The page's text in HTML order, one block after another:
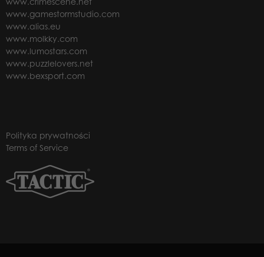
www.gamestormstudio.com
www.alias.eu
www.molkky.com
www.lumostars.com
www.puzzlelovers.net
www.bexsport.com
Polityka prywatności
Terms of Service